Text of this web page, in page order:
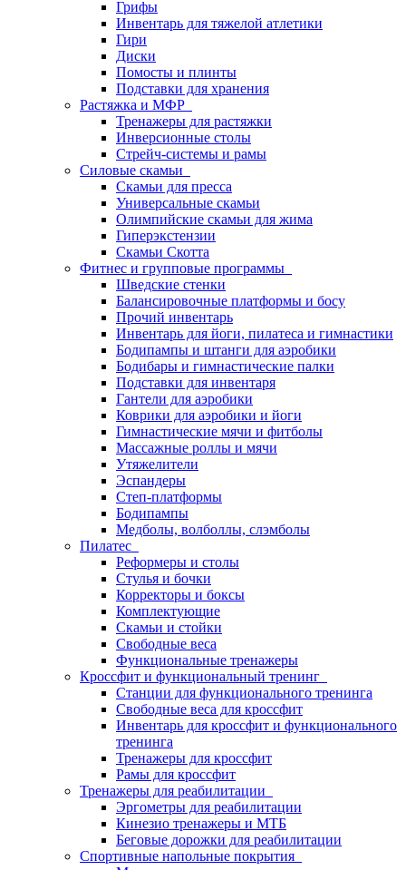
Грифы
Инвентарь для тяжелой атлетики
Гири
Диски
Помосты и плинты
Подставки для хранения
Растяжка и МФР
Тренажеры для растяжки
Инверсионные столы
Стрейч-системы и рамы
Силовые скамьи
Скамьи для пресса
Универсальные скамьи
Олимпийские скамьи для жима
Гиперэкстензии
Скамьи Скотта
Фитнес и групповые программы
Шведские стенки
Балансировочные платформы и босу
Прочий инвентарь
Инвентарь для йоги, пилатеса и гимнастики
Бодипампы и штанги для аэробики
Бодибары и гимнастические палки
Подставки для инвентаря
Гантели для аэробики
Коврики для аэробики и йоги
Гимнастические мячи и фитболы
Массажные роллы и мячи
Утяжелители
Эспандеры
Степ-платформы
Бодипампы
Медболы, волболлы, слэмболы
Пилатес
Реформеры и столы
Стулья и бочки
Корректоры и боксы
Комплектующие
Скамьи и стойки
Свободные веса
Функциональные тренажеры
Кроссфит и функциональный тренинг
Станции для функционального тренинга
Свободные веса для кроссфит
Инвентарь для кроссфит и функционального
тренинга
Тренажеры для кроссфит
Рамы для кроссфит
Тренажеры для реабилитации
Эргометры для реабилитации
Кинезио тренажеры и МТБ
Беговые дорожки для реабилитации
Спортивные напольные покрытия